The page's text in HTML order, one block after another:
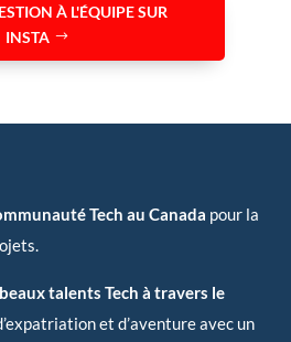
À L'ÉQUIPE SUR
INSTA
Tech au Canada pour la
talents Tech à travers le
et d’aventure avec un